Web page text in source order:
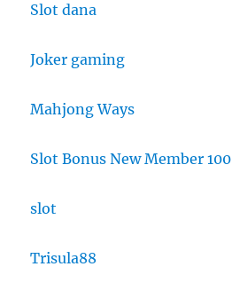
Slot dana
Joker gaming
Mahjong Ways
Slot Bonus New Member 100
slot
Trisula88